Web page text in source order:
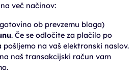
več načinov:
ob prevzemu blaga)
. Če se odločite za plačilo po
na vaš elektronski naslov.
naš transakcijski račun vam